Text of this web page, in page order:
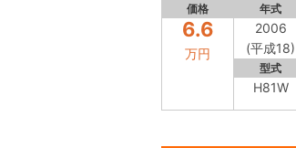
価格 年式
6.6
万円
2006
(平成18)
型式
H81W